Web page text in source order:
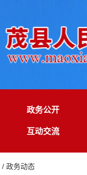
政务公开
互动交流
/政务动态